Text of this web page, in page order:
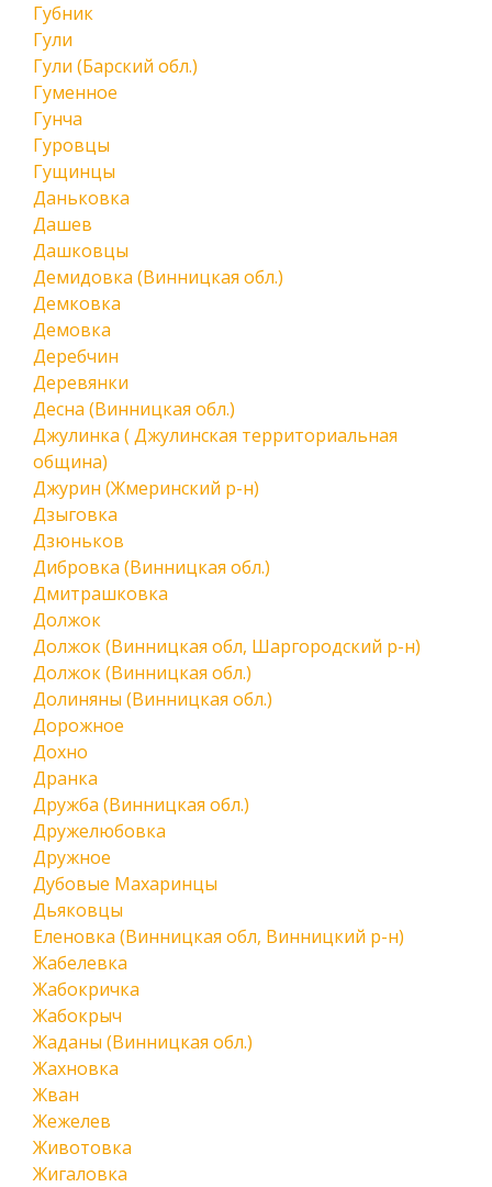
Губник
Гули
Гули (Барский обл.)
Гуменное
Гунча
Гуровцы
Гущинцы
Даньковка
Дашев
Дашковцы
Демидовка (Винницкая обл.)
Демковка
Демовка
Деребчин
Деревянки
Десна (Винницкая обл.)
Джулинка ( Джулинская территориальная
община)
Джурин (Жмеринский р-н)
Дзыговка
Дзюньков
Дибровка (Винницкая обл.)
Дмитрашковка
Должок
Должок (Винницкая обл, Шаргородский р-н)
Должок (Винницкая обл.)
Долиняны (Винницкая обл.)
Дорожное
Дохно
Дранка
Дружба (Винницкая обл.)
Дружелюбовка
Дружное
Дубовые Махаринцы
Дьяковцы
Еленовка (Винницкая обл, Винницкий р-н)
Жабелевка
Жабокричка
Жабокрыч
Жаданы (Винницкая обл.)
Жахновка
Жван
Жежелев
Животовка
Жигаловка